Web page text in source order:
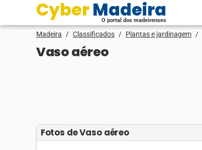
Cyber Madeira
O portal dos madeirenses
Madeira / Classificados / Plantas e jardinagem /
Vaso aéreo
Fotos de Vaso aéreo